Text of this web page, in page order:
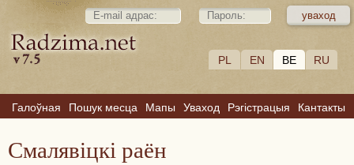
PL EN BE RU
Галоўная Пошук месца Мапы Уваход Рэгістрацыя Кантакты
Смалявіцкі раён